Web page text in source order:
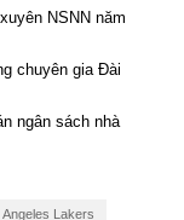
NSNN năm
chuyên gia Đài
ngân sách nhà
Angeles Lakers